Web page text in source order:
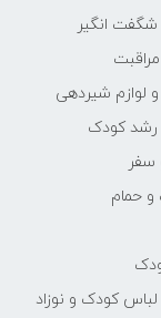
شگفت انگیر
لوازم شیردهی
رشد کودک
حمام
کودک و نوزاد